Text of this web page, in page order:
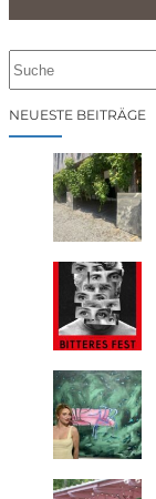
cNEUESTE BEITRÄGE